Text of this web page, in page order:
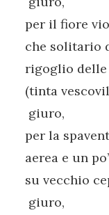
per il fiore
che solitario
rigoglio delle
(tinta
giuro,
per la
aerea e un
su vecchio
giuro,